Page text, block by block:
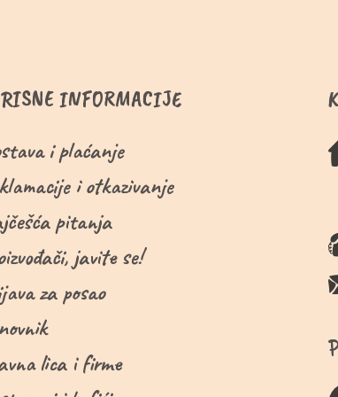
INFORMACIJE
i plaćanje
i otkazivanje
pitanja
javite se!
za posao
lica i firme